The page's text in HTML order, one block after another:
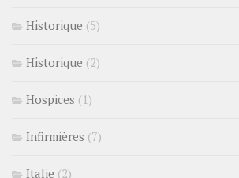
Historique (5)
Historique (2)
Hospices (1)
Infirmières (7)
Italie (2)